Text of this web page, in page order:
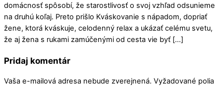
domácnosť spôsobí, že starostlivosť o svoj vzhľad odsunieme
na druhú koľaj. Preto prišlo Kváskovanie s nápadom, dopriať
žene, ktorá kváskuje, celodenný relax a ukázať celému svetu,
že aj žena s rukami zamúčenými od cesta vie byť […]
Pridaj komentár
Vaša e-mailová adresa nebude zverejnená. Vyžadované polia